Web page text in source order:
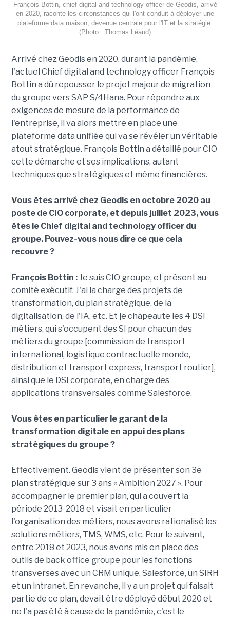
François Bottin, chief digital and technology officer de Geodis, arrivé
en 2020, raconte les circonstances qui l'ont conduit à déployer une
plateforme data maison, devenue centrale pour l'IT et la stratégie.
(Photo : Thomas Léaud)
Arrivé chez Geodis en 2020, durant la pandémie,
l'actuel Chief digital and technology officer François
Bottin a dû repousser le projet majeur de migration
du groupe vers SAP S/4Hana. Pour répondre aux
exigences de mesure de la performance de
l'entreprise, il va alors mettre en place une
plateforme data unifiée qui va se révéler un véritable
atout stratégique. François Bottin a détaillé pour CIO
cette démarche et ses implications, autant
techniques que stratégiques et même financières.
Vous êtes arrivé chez Geodis en octobre 2020 au
poste de CIO corporate, et depuis juillet 2023, vous
êtes le Chief digital and technology officer du
groupe. Pouvez-vous nous dire ce que cela
recouvre ?
François Bottin :Je suis CIO groupe, et présent au
comité exécutif. J'ai la charge des projets de
transformation, du plan stratégique, de la
digitalisation, de l'IA, etc. Et je chapeaute les 4 DSI
métiers, qui s'occupent des SI pour chacun des
métiers du groupe [commission de transport
international, logistique contractuelle monde,
distribution et transport express, transport routier],
ainsi que le DSI corporate, en charge des
applications transversales comme Salesforce.
Vous êtes en particulier le garant de la
transformation digitale en appui des plans
stratégiques du groupe ?
Effectivement. Geodis vient de présenter son 3e
plan stratégique sur 3 ans « Ambition 2027 ». Pour
accompagner le premier plan, qui a couvert la
période 2013-2018 et visait en particulier
l'organisation des métiers, nous avons rationalisé les
solutions métiers, TMS, WMS, etc. Pour le suivant,
entre 2018 et 2023, nous avons mis en place des
outils de back office groupe pour les fonctions
transverses avec un CRM unique, Salesforce, un SIRH
et un intranet. En revanche, il y a un projet qui faisait
partie de ce plan, devait être déployé début 2020 et
ne l'a pas été à cause de la pandémie, c'est le